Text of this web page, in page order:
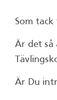
Som
Är det så
Är Du